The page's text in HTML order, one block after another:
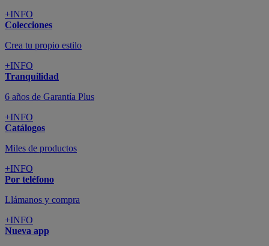
+INFO
Colecciones
Crea tu propio estilo
+INFO
Tranquilidad
6 años de Garantía Plus
+INFO
Catálogos
Miles de productos
+INFO
Por teléfono
Llámanos y compra
+INFO
Nueva app